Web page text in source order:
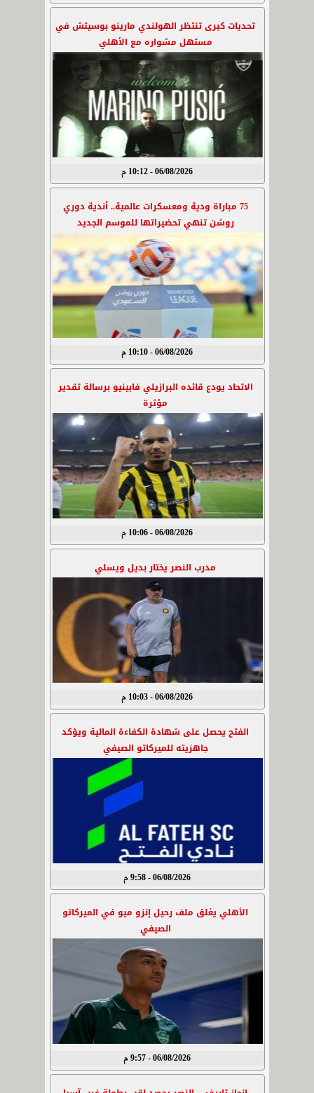
تحديات كبرى تنتظر الهولندي مارينو بوسيتش في
مستهل مشواره مع الأهلي
06/08/2026 - 10:12 م
75 مباراة ودية ومعسكرات عالمية.. أندية دوري
روشن تنهي تحضيراتها للموسم الجديد
06/08/2026 - 10:10 م
الاتحاد يودع قائده البرازيلي فابينيو برسالة تقدير
مؤثرة
06/08/2026 - 10:06 م
مدرب النصر يختار بديل ويسلي
06/08/2026 - 10:03 م
الفتح يحصل على شهادة الكفاءة المالية ويؤكد
جاهزيته للميركاتو الصيفي
06/08/2026 - 9:58 م
الأهلي يغلق ملف رحيل إنزو ميو في الميركاتو
الصيفي
06/08/2026 - 9:57 م